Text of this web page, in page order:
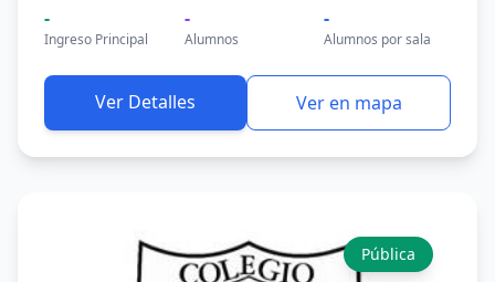
-
Ingreso Principal
-
Alumnos
-
Alumnos por sala
Ver Detalles Ver en mapa
Pública